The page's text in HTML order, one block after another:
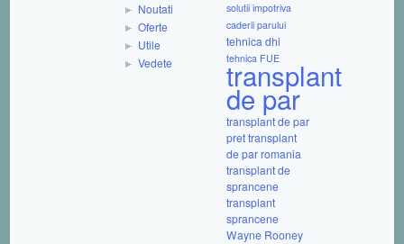
Noutati
Oferte
Utile
Vedete
solutii impotriva
caderii parului
tehnica dhi
tehnica FUE
transplant
de par
transplant de par
prettransplant
de par romania
transplant de
sprancene
transplant
sprancene
Wayne Rooney